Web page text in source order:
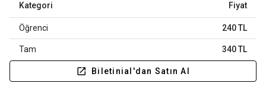
Kategori Fiyat
Öğrenci 240 TL
Tam 340 TL
Biletinial'dan Satın Al